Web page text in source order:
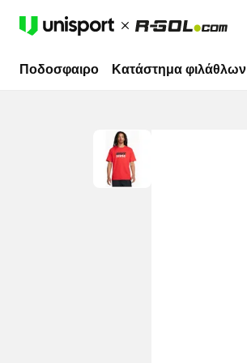
Ποδοσφαιρο Κατάστημα φιλάθλων